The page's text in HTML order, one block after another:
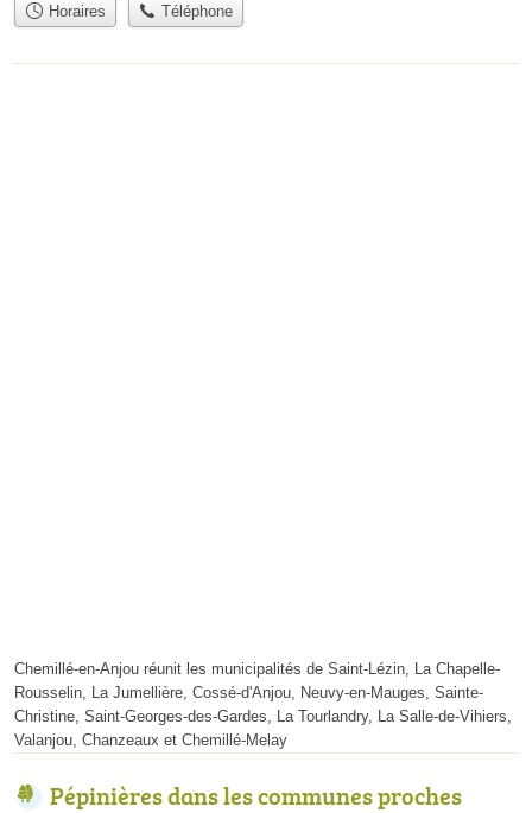
Horaires Téléphone
Chemillé-en-Anjou réunit les municipalités de Saint-Lézin, La Chapelle-
Rousselin, La Jumellière, Cossé-d'Anjou, Neuvy-en-Mauges, Sainte-
Christine, Saint-Georges-des-Gardes, La Tourlandry, La Salle-de-Vihiers,
Valanjou, Chanzeaux et Chemillé-Melay
Pépinières dans les communes proches